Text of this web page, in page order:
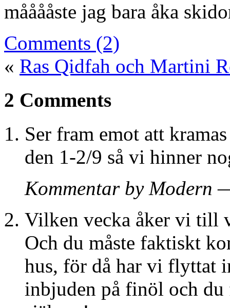
mååååste jag bara åka
Comments (2)
« Ras Qidfah och Martini
2 Comments
Ser fram emot att
den 1-2/9 så vi hinner
Kommentar by Modern
Vilken vecka åker vi till
Och du måste faktiskt
hus, för då har vi flyttat
inbjuden på finöl och